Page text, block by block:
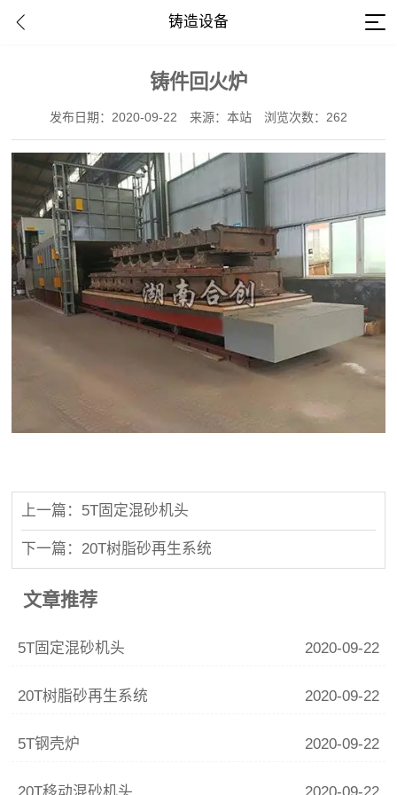
铸造设备
铸件回火炉
发布日期：2020-09-22 来源：本站 浏览次数：262
上一篇：5T固定混砂机头
下一篇：20T树脂砂再生系统
文章推荐
5T固定混砂机头 2020-09-22
20T树脂砂再生系统 2020-09-22
5T钢壳炉 2020-09-22